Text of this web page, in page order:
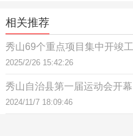
相关推荐
秀山69个重点项目集中开竣工
2025/2/26 15:42:26
秀山自治县第一届运动会开幕
2024/11/7 18:09:46